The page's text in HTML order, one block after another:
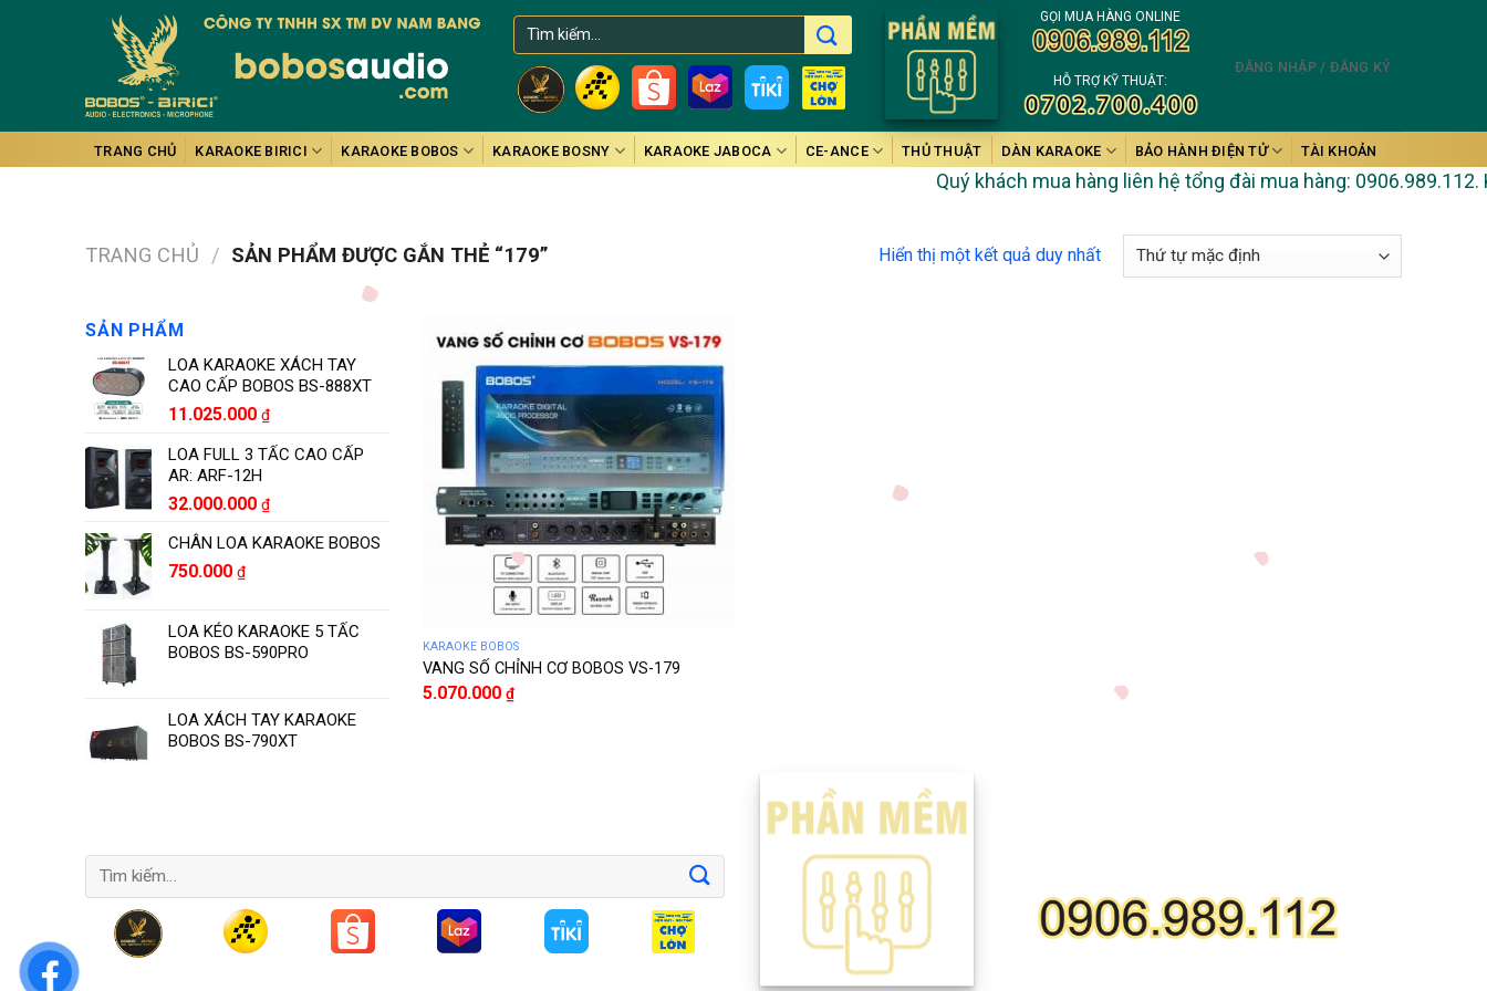
Tìm
kiếm:
GỌI MUA HÀNG ONLINE
HỖ TRỢ KỸ THUẬT:
ĐĂNG NHẬP / ĐĂNG KÝ
TRANG CHỦ KARAOKE BIRICI KARAOKE BOBOS KARAOKE BOSNY KARAOKE JABOCA CE-ANCE THỦ THUẬT DÀN KARAOKE BẢO HÀNH ĐIỆN TỬ TÀI KHOẢN
Quý khách mua hàng liên hệ tổng đài mua hàng: 0906.989.112.
TRANG CHỦ / SẢN PHẨM ĐƯỢC GẮN THẺ “179” Hiển thị một kết quả duy nhất
SẢN PHẨM
LOA KARAOKE XÁCH TAY
CAO CẤP BOBOS BS-888XT
11.025.000 ₫
LOA FULL 3 TẤC CAO CẤP
AR: ARF-12H
32.000.000 ₫
CHÂN LOA KARAOKE BOBOS
750.000 ₫
LOA KÉO KARAOKE 5 TẤC
BOBOS BS-590PRO
LOA XÁCH TAY KARAOKE
BOBOS BS-790XT
KARAOKE BOBOS
VANG SỐ CHỈNH CƠ BOBOS VS-179
5.070.000 ₫
Tìm
kiếm: